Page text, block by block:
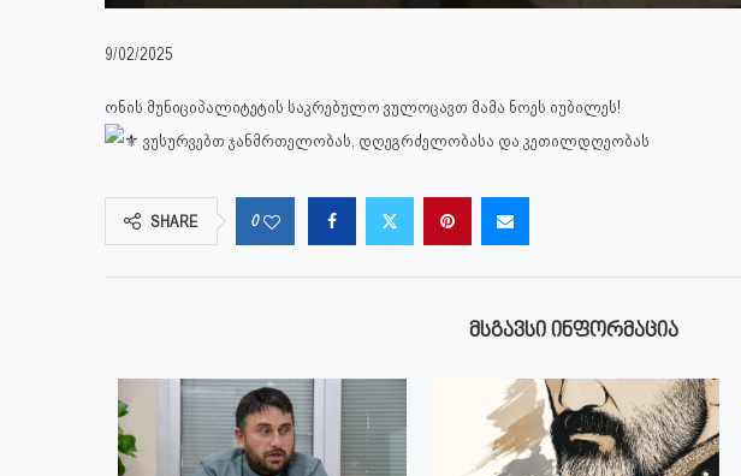
9/02/2025
ონის მუნიციპალიტეტის საკრებულო ვულოცავთ მამა ნოეს იუბილეს!
ვუსურვებთ ჯანმრთელობას, დღეგრძელობასა და კეთილდღეობას
SHARE 0
ᲛᲡᲒᲐᲕᲡᲘ ᲘᲜᲤᲝᲠᲛᲐᲪᲘᲐ